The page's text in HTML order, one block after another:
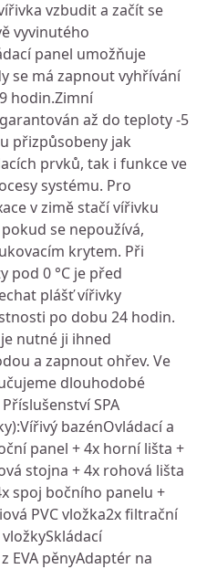
vzbudit a začít se
vyvinutého
panel umožňuje
se má zapnout vyhřívání
hodin.Zimní
až do teploty -5
přizpůsobeny jak
prvků, tak i funkce ve
systému. Pro
v zimě stačí vířivku
se nepoužívá,
krytem. Při
pod 0 °C je před
plášť vířivky
po dobu 24 hodin.
nutné ji ihned
a zapnout ohřev. Ve
dlouhodobé
SPA
bazénOvládací a
panel + 4x horní lišta +
stojna + 4x rohová lišta
spoj bočního panelu +
PVC vložka2x filtrační
EVA pěnyAdaptér na